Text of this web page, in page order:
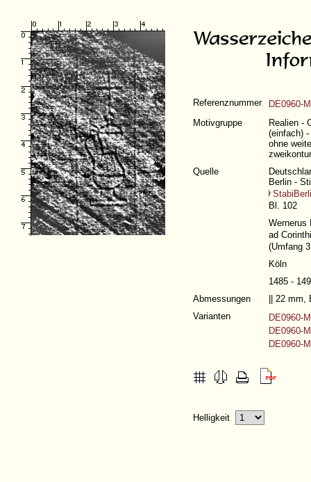
Referenznummer
DE0960-
Motivgruppe
Realien -
(einfach)
ohne
Quelle
Berlin -
Bl. 102
Wernerus
ad
(Umfang
Köln
1485 -
Abmessungen
|| 22
Varianten
DE0960-
DE0960-
DE0960-
Helligkeit